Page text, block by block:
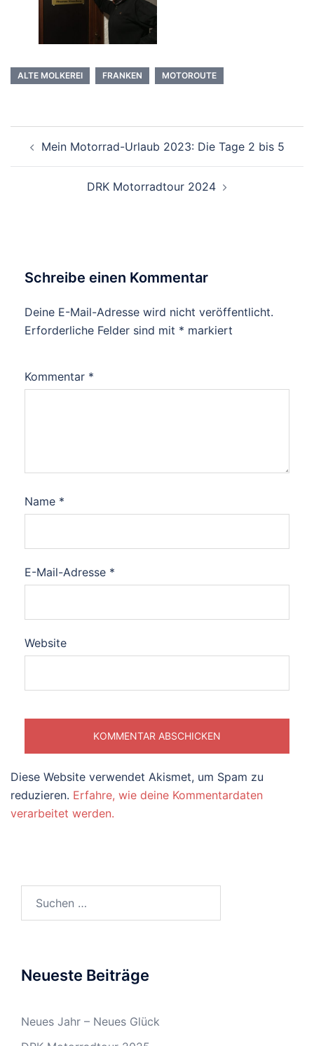
ALTE MOLKEREI FRANKEN MOTOROUTE
Mein Motorrad-Urlaub 2023: Die Tage 2 bis 5
DRK Motorradtour 2024
Schreibe einen Kommentar
Deine E-Mail-Adresse wird nicht veröffentlicht.
Erforderliche Felder sind mit * markiert
Kommentar *
Name *
E-Mail-Adresse *
Website
Diese Website verwendet Akismet, um Spam zu
reduzieren. Erfahre, wie deine Kommentardaten
verarbeitet werden.
Neueste Beiträge
Neues Jahr – Neues Glück